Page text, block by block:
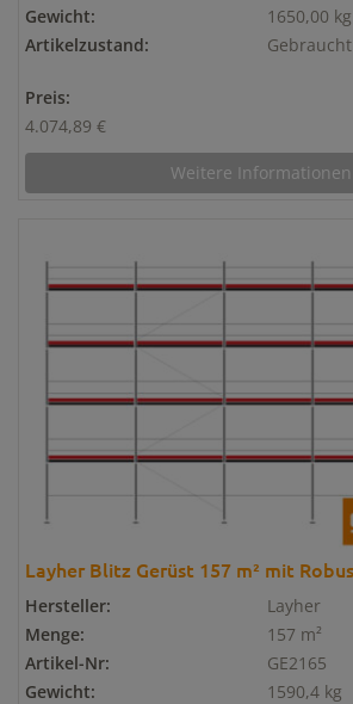
Gewicht:
1650,00 kg
Artikelzustand:
Gebraucht
Preis:
4.074,89 €
Weitere Informationen
Layher Blitz Gerüst 157 m² mit
Hersteller:
Layher
Menge:
157 m²
Artikel-Nr:
GE2165
Gewicht:
1590,4 kg